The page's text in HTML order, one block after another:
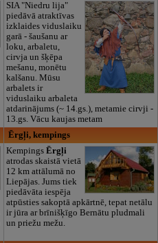
SIA "Niedru lija"
piedāvā atraktīvas
izklaides viduslaiku
garā - šaušanu ar
loku, arbaletu,
cirvja un šķēpa
mešanu, monētu
kalšanu. Mūsu
arbalets ir
viduslaiku arbaleta
atdarinājums (~ 14.gs.), metamie cirvji -
13.gs. Vācu kaujas metam
Ērgļi, kempings
KempingsĒrgļi
atrodas skaistā vietā
12 km attālumā no
Liepājas. Jums tiek
piedāvāta iespēja
atpūsties sakoptā apkārtnē, tepat netālu
ir jūra ar brīnišķīgo Bernātu pludmali
un priežu mežu.